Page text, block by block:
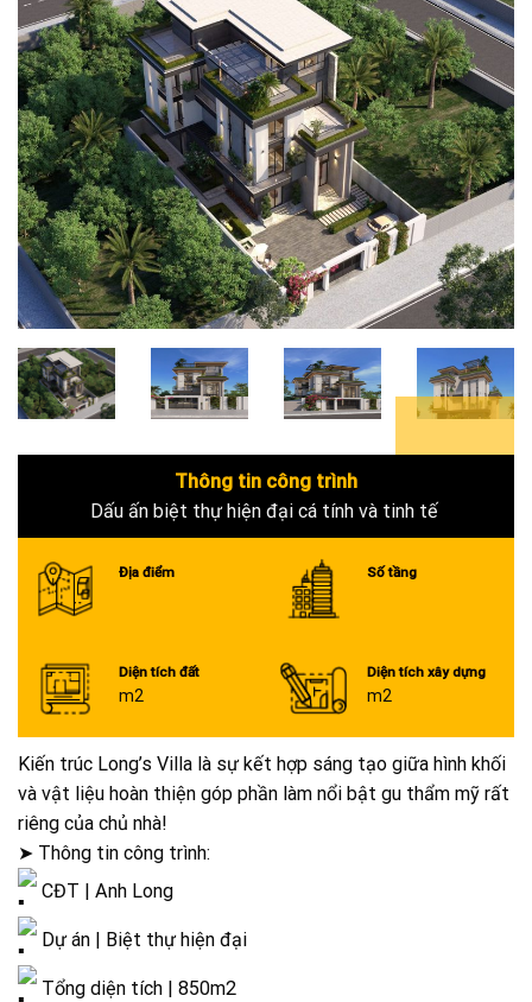
Thông tin công trình
Dấu ấn biệt thự hiện đại cá tính và tinh tế
Địa điểm Số tầng
Diện tích đất
m2
Diện tích xây dựng
m2
Kiến trúc Long’s Villa là sự kết hợp sáng tạo giữa hình khối
và vật liệu hoàn thiện góp phần làm nổi bật gu thẩm mỹ rất
riêng của chủ nhà!
➤ Thông tin công trình:
CĐT | Anh Long
Dự án | Biệt thự hiện đại
Tổng diện tích | 850m2